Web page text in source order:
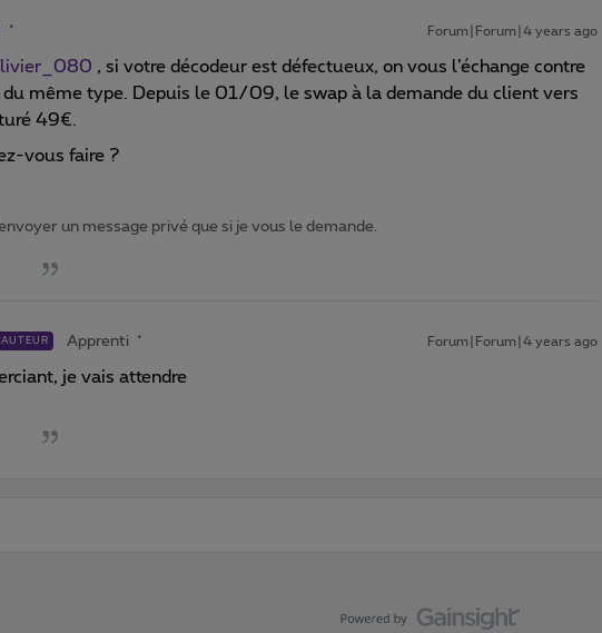
Forum|Forum|4 years ago
, si votre décodeur est défectueux, on vous l’échange contre
du même type. Depuis le 01/09, le swap à la demande du client vers
49€.
vous faire ?
un message privé que si je vous le demande.
AUTEUR Apprenti Forum|Forum|4 years ago
je vais attendre